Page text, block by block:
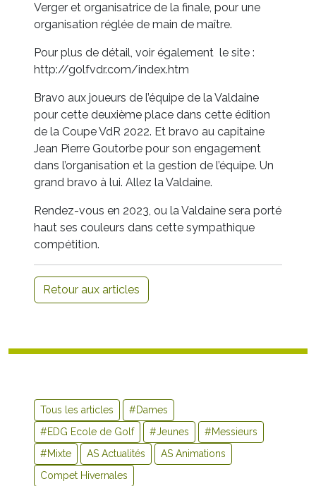
Verger et organisatrice de la finale, pour une
organisation réglée de main de maître.
Pour plus de détail, voir également le site :
http://golfvdr.com/index.htm
Bravo aux joueurs de l’équipe de la Valdaine
pour cette deuxième place dans cette édition
de la Coupe VdR 2022. Et bravo au capitaine
Jean Pierre Goutorbe pour son engagement
dans l’organisation et la gestion de l’équipe. Un
grand bravo à lui. Allez la Valdaine.
Rendez-vous en 2023, ou la Valdaine sera porté
haut ses couleurs dans cette sympathique
compétition.
Retour aux articles
Tous les articles
#Dames
#EDG Ecole de Golf
#Jeunes
#Messieurs
#Mixte
AS Actualités
AS Animations
Compet Hivernales